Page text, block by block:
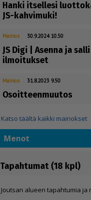
Hanki itsellesi
JS-kahvimuki!
Mainos 30.9.2024 10.50
JS Digi | Asenna ja
ilmoitukset
Mainos 31.8.2023 9.50
Osoitteenmuutos
Katso täältä kaikki mainokset
Menot
Tapahtumat (18 kpl)
Joutsan alueen tapahtumia ja